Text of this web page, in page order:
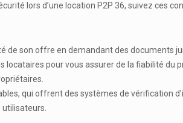
lors d’une location P2P 36, suivez ces
de son offre en demandant des documents
locataires pour vous assurer de la fiabilité
qui offrent des systèmes de vérification